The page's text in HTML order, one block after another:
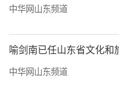
中华网山东频道
喻剑南已任山东省文化和
中华网山东频道